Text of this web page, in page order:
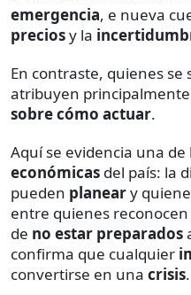
emergencia, e nueva
preciosy la
En contraste, quienes
atribuyen
sobre cómo actuar.
Aquí se evidencia una de
económicas del país: la
pueden planeary
entre quienes reconocen
de no estar preparados
confirma que cualquier
convertirse en una crisis.